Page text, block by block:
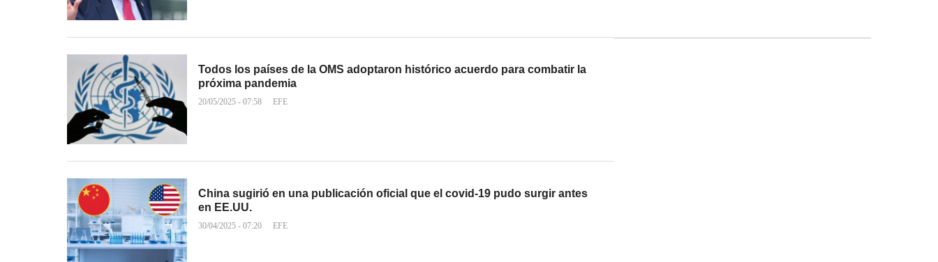
Todos los países de la OMS adoptaron histórico acuerdo para combatir la
próxima pandemia
20/05/2025 - 07:58 EFE
China sugirió en una publicación oficial que el covid-19 pudo surgir antes
en EE.UU.
30/04/2025 - 07:20 EFE